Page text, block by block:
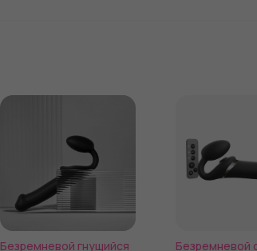
Безремневой гнущийся
Безремневой